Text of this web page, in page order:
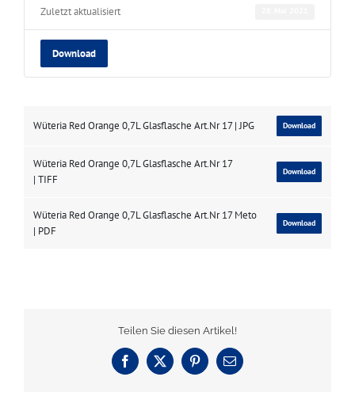
Zuletzt aktualisiert
Download
Wüteria Red Orange 0,7L Glasflasche Art.Nr 17 | JPG Download
Wüteria Red Orange 0,7L Glasflasche Art.Nr 17
| TIFF
Download
Wüteria Red Orange 0,7L Glasflasche Art.Nr 17 Meto
| PDF
Download
Teilen Sie diesen Artikel!
Facebook
X PinterestE-
Mail